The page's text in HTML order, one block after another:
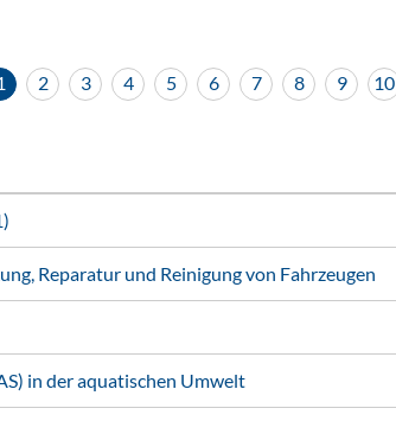
2 3 4 5 6 7 8 9 10
Reparatur und Reinigung von Fahrzeugen
in der aquatischen Umwelt